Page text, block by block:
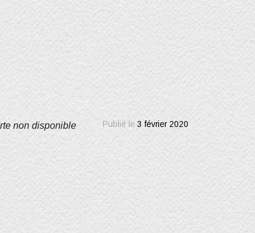
non disponible Publié le 3 février 2020